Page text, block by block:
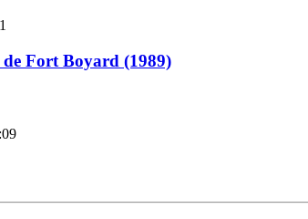
Fort Boyard (1989)